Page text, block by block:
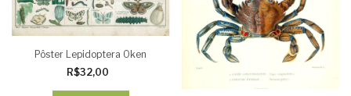
Pôster Lepidoptera Oken
R$32,00